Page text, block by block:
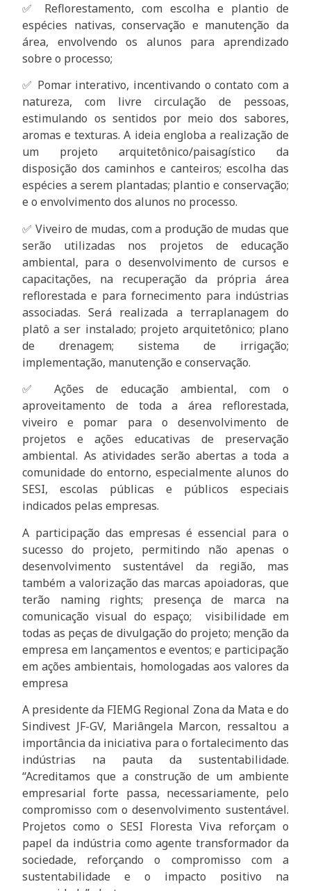
✅ Reflorestamento, com escolha e plantio de
espécies nativas, conservação e manutenção da
área, envolvendo os alunos para aprendizado
sobre o processo;
✅ Pomar interativo, incentivando o contato com a
natureza, com livre circulação de pessoas,
estimulando os sentidos por meio dos sabores,
aromas e texturas. A ideia engloba a realização de
um projeto arquitetônico/paisagístico da
disposição dos caminhos e canteiros; escolha das
espécies a serem plantadas; plantio e conservação;
e o envolvimento dos alunos no processo.
✅ Viveiro de mudas, com a produção de mudas que
serão utilizadas nos projetos de educação
ambiental, para o desenvolvimento de cursos e
capacitações, na recuperação da própria área
reflorestada e para fornecimento para indústrias
associadas. Será realizada a terraplanagem do
platô a ser instalado; projeto arquitetônico; plano
de drenagem; sistema de irrigação;
implementação, manutenção e conservação.
✅ Ações de educação ambiental, com o
aproveitamento de toda a área reflorestada,
viveiro e pomar para o desenvolvimento de
projetos e ações educativas de preservação
ambiental. As atividades serão abertas a toda a
comunidade do entorno, especialmente alunos do
SESI, escolas públicas e públicos especiais
indicados pelas empresas.
A participação das empresas é essencial para o
sucesso do projeto, permitindo não apenas o
desenvolvimento sustentável da região, mas
também a valorização das marcas apoiadoras, que
terão naming rights; presença de marca na
comunicação visual do espaço; visibilidade em
todas as peças de divulgação do projeto; menção da
empresa em lançamentos e eventos; e participação
em ações ambientais, homologadas aos valores da
empresa
A presidente da FIEMG Regional Zona da Mata e do
Sindivest JF-GV, Mariângela Marcon, ressaltou a
importância da iniciativa para o fortalecimento das
indústrias na pauta da sustentabilidade.
“Acreditamos que a construção de um ambiente
empresarial forte passa, necessariamente, pelo
compromisso com o desenvolvimento sustentável.
Projetos como o SESI Floresta Viva reforçam o
papel da indústria como agente transformador da
sociedade, reforçando o compromisso com a
sustentabilidade e o impacto positivo na